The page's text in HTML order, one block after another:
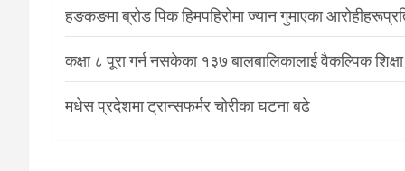
हङकङमा ब्रोड पिक हिमपहिरोमा ज्यान गुमाएका
कक्षा ८ पूरा गर्न नसकेका १३७ बालबालिकालाई वैकल्पिक शिक्षा
मधेस प्रदेशमा ट्रान्सफर्मर चोरीका घटना बढे